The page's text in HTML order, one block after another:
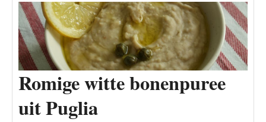
Romige witte bonenpuree
uit Puglia